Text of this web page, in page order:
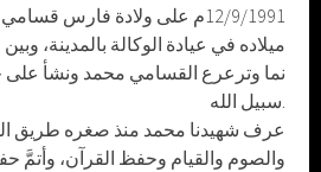
12/9/1991م على ولادة فارس
ميلاده في عيادة الوكالة بالمدينة،
نما وترعرع القسامي محمد ونشأ
عرف شهيدنا محمد منذ صغره طريق
والصوم والقيام وحفظ القرآن، وأتمَّ